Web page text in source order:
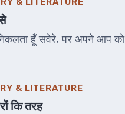
हूँ सवेरे, पर अपने आप
& LITERATURE
कि तरह